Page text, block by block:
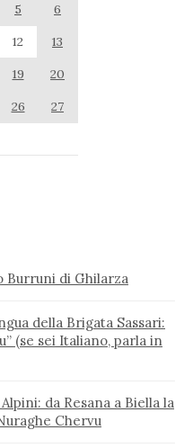
5
6
12
13
19
20
26
27
Burruni di Ghilarza
della Brigata Sassari:
(se sei Italiano, parla in
da Resana a Biella la
Chervu